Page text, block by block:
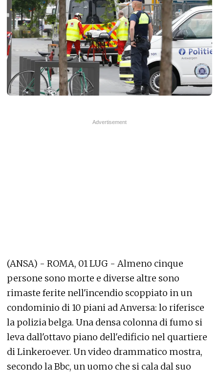
(ANSA) - ROMA, 01 LUG - Almeno cinque
persone sono morte e diverse altre sono
rimaste ferite nell'incendio scoppiato in un
condominio di 10 piani ad Anversa: lo riferisce
la polizia belga. Una densa colonna di fumo si
leva dall'ottavo piano dell'edificio nel quartiere
di Linkeroever. Un video drammatico mostra,
secondo la Bbc, un uomo che si cala dal suo